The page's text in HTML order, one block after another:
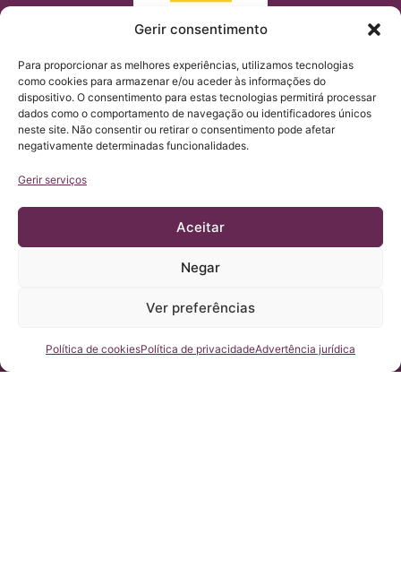
Gerir consentimento
Para proporcionar as melhores experiências, utilizamos tecnologias
como cookies para armazenar e/ou aceder às informações do
dispositivo. O consentimento para estas tecnologias permitirá processar
dados como o comportamento de navegação ou identificadores únicos
neste site. Não consentir ou retirar o consentimento pode afetar
negativamente determinadas funcionalidades.
Gerir serviços
Aceitar
Negar
Ver preferências
Política de cookiesPolítica de privacidadeAdvertência jurídica
© Copyright Institut Chiari 2025
2016/679 (RGPD).
O conteúdo deste site é uma tradução não-oficial do texto
Barcelona, cujo propósito é o de facilitar a compreensão do seu
Fale conosco